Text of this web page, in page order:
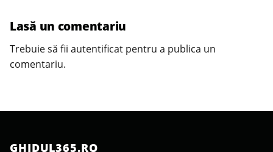
Lasă un comentariu
Trebuie să fii autentificat pentru a publica un
comentariu.
GHIDUL365.RO